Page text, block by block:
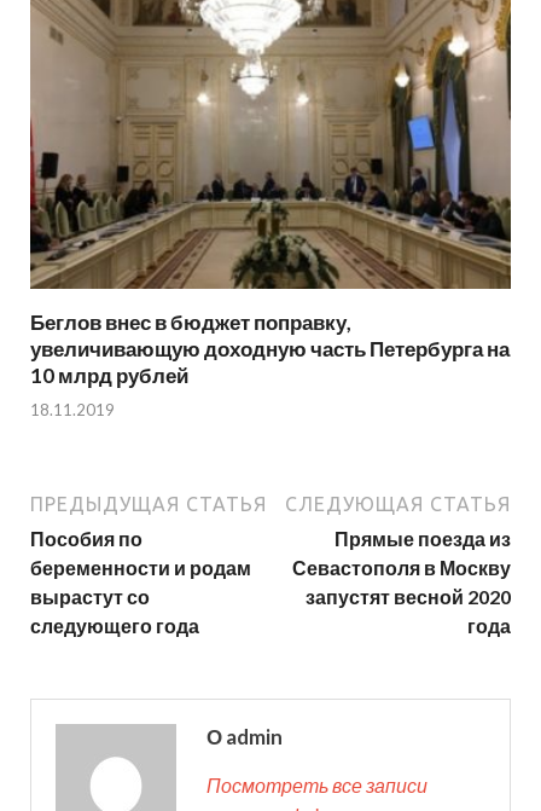
Беглов внес в бюджет поправку,
увеличивающую доходную часть Петербурга на
10 млрд рублей
18.11.2019
ПРЕДЫДУЩАЯ СТАТЬЯ
Пособия по
беременности и родам
вырастут со
следующего года
СЛЕДУЮЩАЯ СТАТЬЯ
Прямые поезда из
Севастополя в Москву
запустят весной 2020
года
О admin
Посмотреть все записи